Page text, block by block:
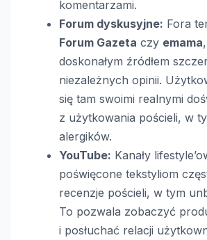
komentarzami.
Forum dyskusyjne: Fora
Forum Gazeta czy emama
doskonałym źródłem
niezależnych opinii.
się tam swoimi realnymi
z użytkowania pościeli, w
alergików.
YouTube: Kanały
poświęcone tekstyliom
recenzje pościeli, w tym
To pozwala zobaczyć
i posłuchać relacji